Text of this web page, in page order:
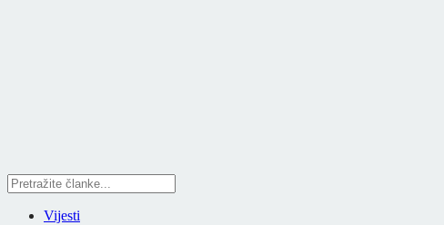
Vijesti